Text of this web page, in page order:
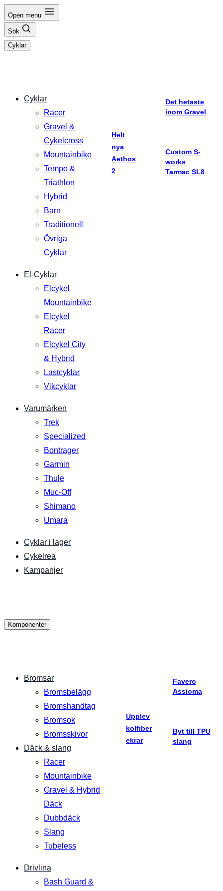
till
innehåll
Open menu
Sök
Cyklar
Cyklar
Racer
Gravel &
Cykelcross
Mountainbike
Tempo &
Triathlon
Hybrid
Barn
Traditionell
Övriga
Cyklar
El-Cyklar
Elcykel
Mountainbike
Elcykel
Racer
Elcykel City
& Hybrid
Lastcyklar
Vikcyklar
Varumärken
Trek
Specialized
Bontrager
Garmin
Thule
Muc-Off
Shimano
Umara
Cyklar i lager
Cykelrea
Kampanjer
Helt
nya
Aethos
2
Det hetaste
inom Gravel
Custom S-
works
Tarmac SL8
Komponenter
Bromsar
Bromsbelägg
Bromshandtag
Bromsok
Bromsskivor
Däck & slang
Racer
Mountainbike
Gravel & Hybrid
Däck
Dubbdäck
Slang
Tubeless
Drivlina
Bash Guard &
Upplev
kolfiber
ekrar
Favero
Assioma
Byt till TPU
slang